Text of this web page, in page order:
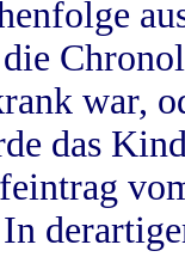
war,
das